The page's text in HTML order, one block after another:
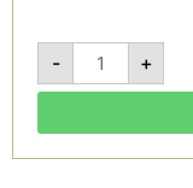
-
Rosa
Caolino
-
IGT
-
+